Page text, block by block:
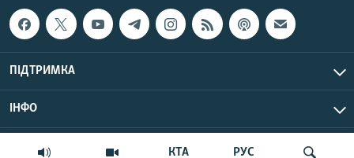
КТА РУС
ПІДТРИМКА
ІНФО
© Крим.Реалії, 2026 | Усі права застережено.